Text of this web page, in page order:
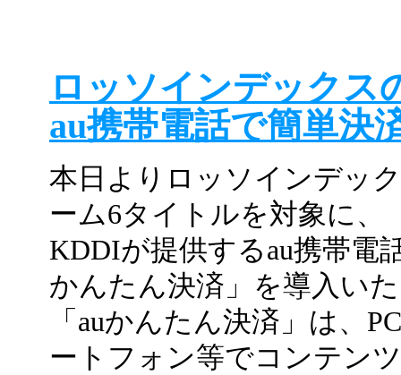
ロッソインデックス
au携帯電話で簡単決
本日よりロッソインデッ
ーム6タイトルを対象に、
KDDIが提供するau携帯電
かんたん決済」を導入い
「auかんたん決済」は、
ートフォン等でコンテン